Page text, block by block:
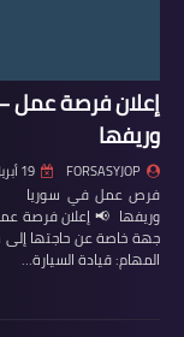
إعلان فرصة عمل
وريفها
FORSASYJOP 19 أبريل 2026
فرص عمل في سوريا
وريفها 📢 إعلان فرصة
جهة خاصة عن حاجتها
المهام: قيادة السيارة…